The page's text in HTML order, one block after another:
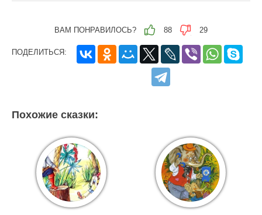
ВАМ ПОНРАВИЛОСЬ? 88 29
ПОДЕЛИТЬСЯ:
Похожие сказки: